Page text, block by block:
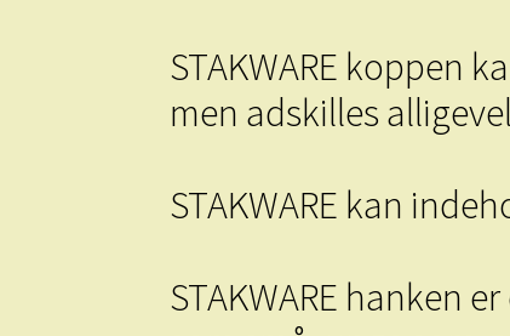
STAKWARE koppen
men adskilles
STAKWARE kan
STAKWARE hanken